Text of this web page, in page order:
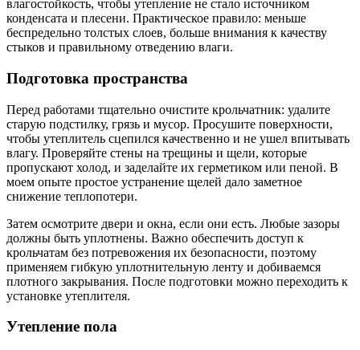
влагостойкость, чтобы утепление не стало источником
конденсата и плесени. Практическое правило: меньше
беспредельно толстых слоев, больше внимания к качеству
стыков и правильному отведению влаги.
Подготовка пространства
Перед работами тщательно очистите крольчатник: удалите
старую подстилку, грязь и мусор. Просушите поверхности,
чтобы утеплитель сцепился качественно и не ушел впитывать
влагу. Проверяйте стены на трещины и щели, которые
пропускают холод, и заделайте их герметиком или пеной. В
моем опыте простое устранение щелей дало заметное
снижение теплопотери.
Затем осмотрите двери и окна, если они есть. Любые зазоры
должны быть уплотнены. Важно обеспечить доступ к
крольчатам без потревожения их безопасности, поэтому
применяем гибкую уплотнительную ленту и добиваемся
плотного закрывания. После подготовки можно переходить к
установке утеплителя.
Утепление пола